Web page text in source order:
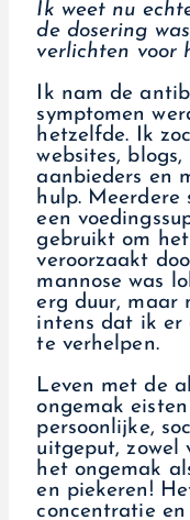
Ik weet nu
de dosering
verlichten voor
Ik nam de
symptomen
hetzelfde. Ik
websites,
aanbieders en
hulp. Meerdere
een
gebruikt om het
veroorzaakt
mannose was
erg duur, maar
intens dat ik er
te verhelpen.
Leven met de
ongemak
persoonlijke,
uitgeput, zowel
het ongemak
en piekeren!
concentratie